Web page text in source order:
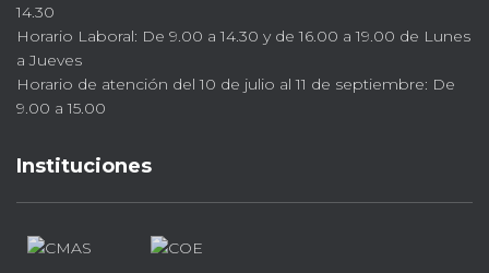
14.30
Horario Laboral: De 9.00 a 14.30 y de 16.00 a 19.00 de Lunes
a Jueves
Horario de atención del 10 de julio al 11 de septiembre: De
9.00 a 15.00
Instituciones